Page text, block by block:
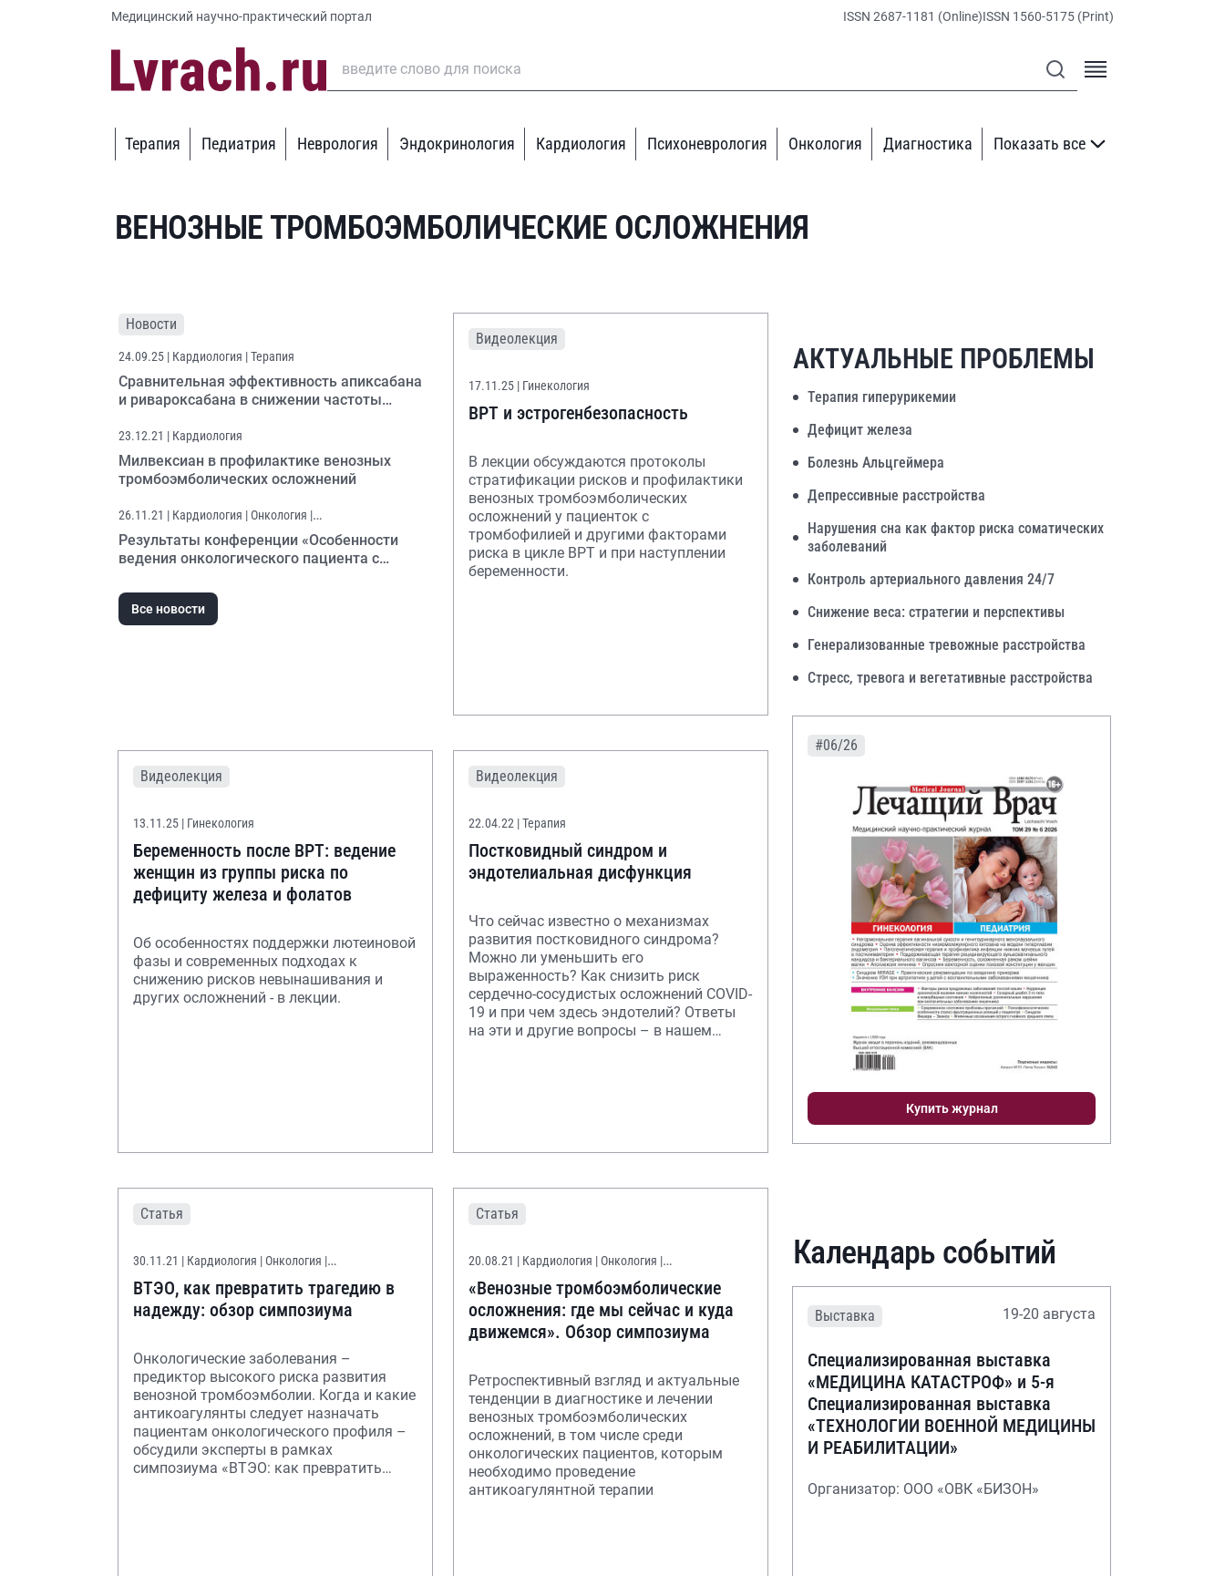
Медицинский научно-практический портал ISSN 2687-1181 (Online)ISSN 1560-5175 (Print)
Терапия Педиатрия Неврология Эндокринология Кардиология Психоневрология Онкология Диагностика Показать все
ВЕНОЗНЫЕ ТРОМБОЭМБОЛИЧЕСКИЕ ОСЛОЖНЕНИЯ
Новости
24.09.25 | Кардиология | Терапия
Сравнительная эффективность апиксабана
и ривароксабана в снижении частоты
исследование COBRRA
23.12.21 | Кардиология
Милвексиан в профилактике венозных
тромбоэмболических осложнений
26.11.21 | Кардиология | Онкология |
Онконастороженность
Результаты конференции «Особенности
ведения онкологического пациента с
Все новости
Видеолекция
17.11.25 | Гинекология
ВРТ и эстрогенбезопасность
В лекции обсуждаются протоколы
стратификации рисков и профилактики
венозных тромбоэмболических
осложнений у пациенток с
тромбофилией и другими факторами
риска в цикле ВРТ и при наступлении
беременности.
Видеолекция
13.11.25 | Гинекология
Беременность после ВРТ: ведение
женщин из группы риска по
дефициту железа и фолатов
Об особенностях поддержки лютеиновой
фазы и современных подходах к
снижению рисков невынашивания и
других осложнений - в лекции.
Видеолекция
22.04.22 | Терапия
Постковидный синдром и
эндотелиальная дисфункция
Что сейчас известно о механизмах
развития постковидного синдрома?
Можно ли уменьшить его
выраженность? Как снизить риск
сердечно-сосудистых осложнений COVID-
19 и при чем здесь эндотелий? Ответы
на эти и другие вопросы – в нашем
Статья
30.11.21 | Кардиология | Онкология |
Онконастороженность
ВТЭО, как превратить трагедию в
надежду: обзор симпозиума
Онкологические заболевания –
предиктор высокого риска развития
венозной тромбоэмболии. Когда и какие
антикоагулянты следует назначать
пациентам онкологического профиля –
обсудили эксперты в рамках
симпозиума «ВТЭО: как превратить
Статья
20.08.21 | Кардиология | Онкология |
Онконастороженность
«Венозные тромбоэмболические
осложнения: где мы сейчас и куда
движемся». Обзор симпозиума
Ретроспективный взгляд и актуальные
тенденции в диагностике и лечении
венозных тромбоэмболических
осложнений, в том числе среди
онкологических пациентов, которым
необходимо проведение
антикоагулянтной терапии
АКТУАЛЬНЫЕ ПРОБЛЕМЫ
Терапия гиперурикемии
Дефицит железа
Болезнь Альцгеймера
Депрессивные расстройства
Нарушения сна как фактор риска соматических
заболеваний
Контроль артериального давления 24/7
Снижение веса: стратегии и перспективы
Генерализованные тревожные расстройства
Стресс, тревога и вегетативные расстройства
#06/26
Купить журнал
Календарь событий
Выставка 19-20 августа
Специализированная выставка
«МЕДИЦИНА КАТАСТРОФ» и 5-я
Специализированная выставка
«ТЕХНОЛОГИИ ВОЕННОЙ МЕДИЦИНЫ
И РЕАБИЛИТАЦИИ»
Организатор: ООО «ОВК «БИЗОН»